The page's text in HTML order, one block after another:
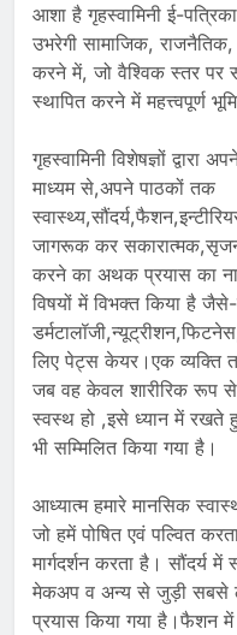
आशा है गृहस्वामिनी ई-
उभरेगी सामाजिक,
करने में, जो वैश्विक स्तर पर
स्थापित करने में महत्त्वपूर्ण
गृहस्वामिनी विशेषज्ञों द्वारा
माध्यम से,अपने पाठकों तक
जागरूक कर
करने का अथक प्रयास का
विषयों में विभक्त किया है
लिए पेट्स केयर।एक व्यक्ति
जब वह केवल शारीरिक रूप
स्वस्थ हो ,इसे ध्यान में रखते
भी सम्मिलित किया गया है।
आध्यात्म हमारे मानसिक
जो हमें पोषित एवं पल्वित
मार्गदर्शन करता है।
मेकअप व अन्य से जुड़ी सबसे
प्रयास किया गया है।फैशन